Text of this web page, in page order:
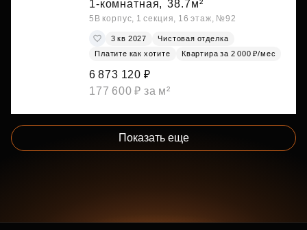
1-комнатная, 38.7м²
5В корпус, 1 секция, 16 этаж, №92
3 кв 2027
Чистовая отделка
Платите как хотите
Квартира за 2 000 ₽/мес
6 873 120 ₽
177 600 ₽ за м²
Показать еще